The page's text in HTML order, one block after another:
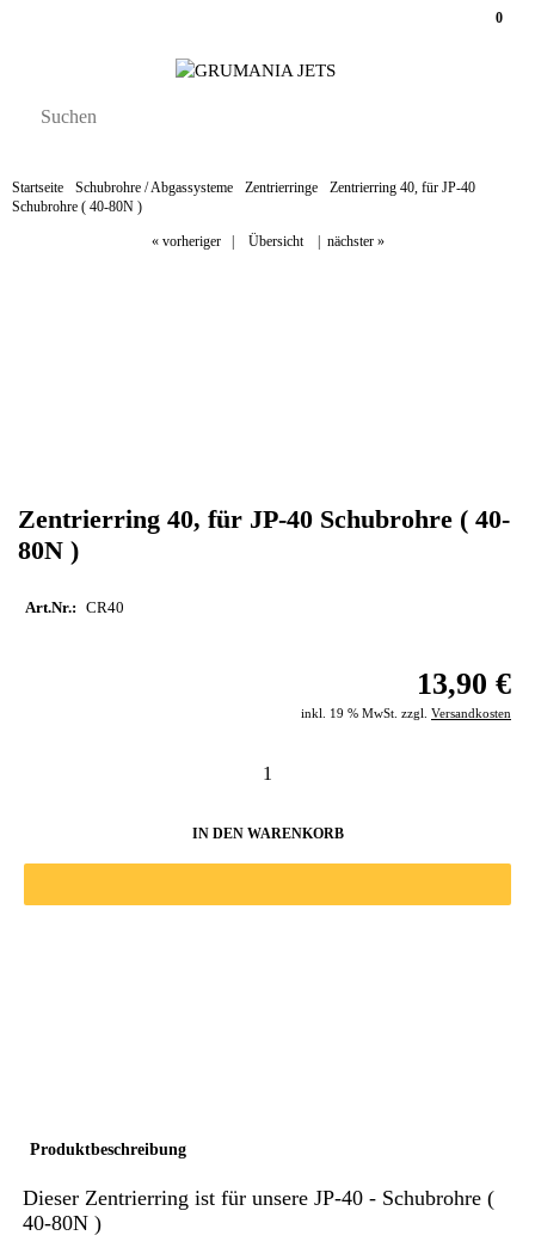
0
Startseite Schubrohre / Abgassysteme Zentrierringe
Zentrierring 40, für JP-40
Schubrohre ( 40-80N )
« vorheriger| Übersicht| nächster »
Zentrierring 40, für JP-40 Schubrohre ( 40-
80N )
Art.Nr.: CR40
13,90 €
inkl. 19 % MwSt. zzgl. Versandkosten
IN DEN WARENKORB
Produktbeschreibung
Dieser Zentrierring ist für unsere JP-40 - Schubrohre (
40-80N )